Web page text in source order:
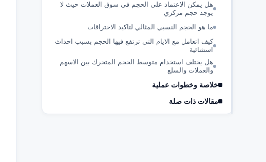
هل يمكن الاعتماد على الحجم في سوق العملات حيث لا
يوجد حجم مركزي
ما هو الحجم النسبي المثالي لتاكيد الاختراقات
كيف اتعامل مع الايام التي ترتفع فيها الحجم بسبب احداث
استثنائية
هل يختلف استخدام متوسط الحجم المتحرك بين الاسهم
والعملات والسلع
خلاصة وخطوات عملية
مقالات ذات صلة